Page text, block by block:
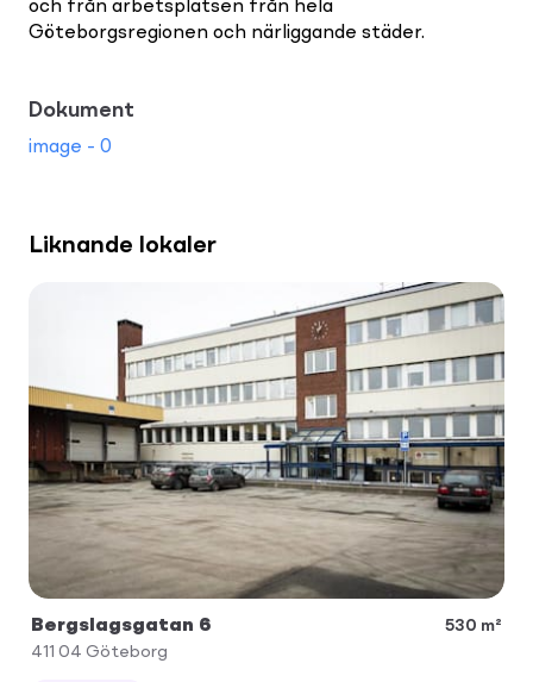
och från arbetsplatsen från hela
Göteborgsregionen och närliggande städer.
Dokument
image - 0
Liknande lokaler
Bergslagsgatan 6
530 m²
411 04 Göteborg